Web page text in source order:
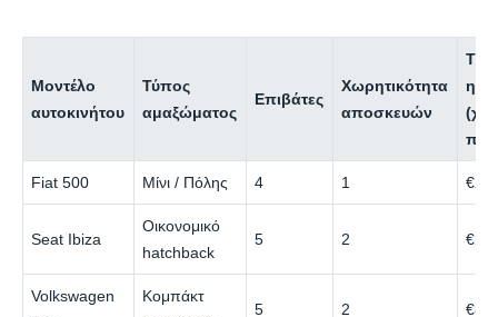
Μοντέλο
αυτοκινήτου
Τύπος
αμαξώματος
Επιβάτες
Χωρητικότητα
αποσκευών
Fiat 500 Μίνι / Πόλης 4 1 €25
Seat Ibiza
Οικονομικό
hatchback
5 2 €28
Volkswagen
Κομπάκτ
5 2 €30